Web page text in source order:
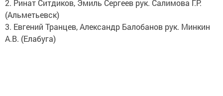
2. Ринат Ситдиков, Эмиль Сергеев рук. Салимова Г.Р.
(Альметьевск)
3. Евгений Транцев, Александр Балобанов рук. Минкин
А.В. (Елабуга)